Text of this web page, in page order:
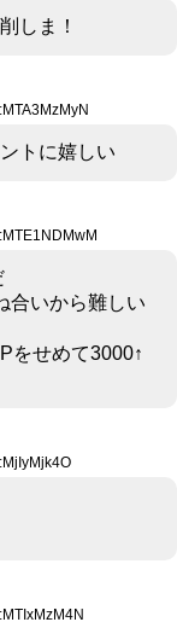
しま！
トに嬉しい
合いから難しい
をせめて3000↑